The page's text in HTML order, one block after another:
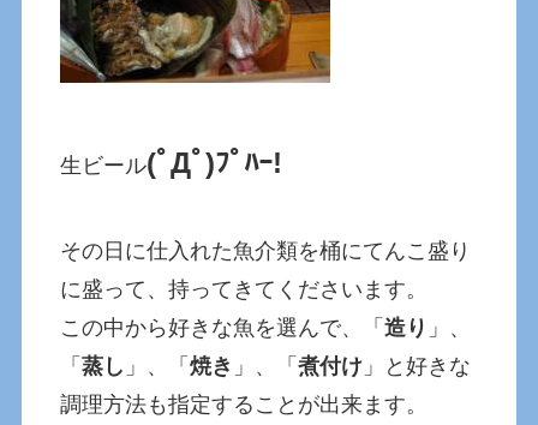
生ビール(ﾟДﾟ)ﾌﾟﾊｰ!
その日に仕入れた魚介類を桶にてんこ盛り
に盛って、持ってきてくださいます。
この中から好きな魚を選んで、「造り 」、
「蒸し 」、「焼き 」、「煮付け 」と好きな
調理方法も指定することが出来ます。